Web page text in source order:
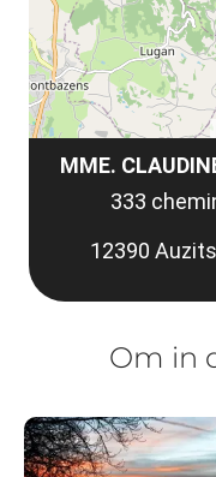
MME.
333
12390 Auzits
Om in